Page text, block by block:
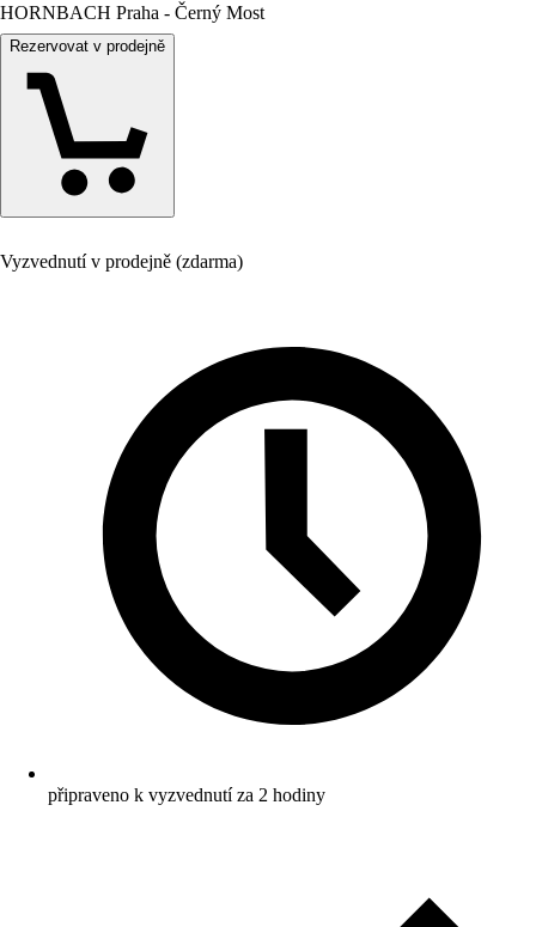
HORNBACH Praha - Černý Most
Rezervovat v prodejně
Vyzvednutí v prodejně (zdarma)
připraveno k vyzvednutí za 2 hodiny